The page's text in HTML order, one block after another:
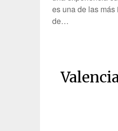
es una de las
de…